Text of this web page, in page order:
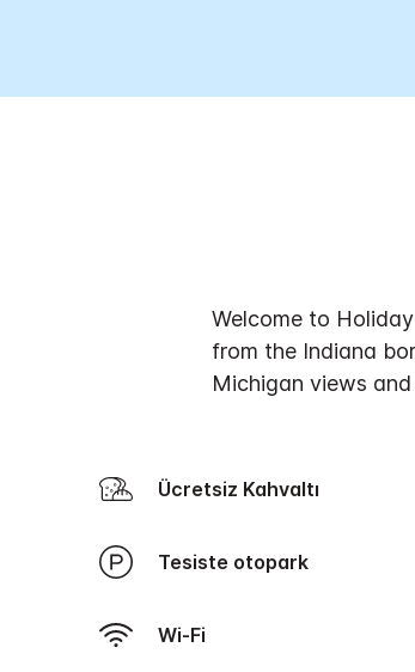
Welcome to
from the Indiana
Michigan views
Ücretsiz Kahvaltı
Tesiste otopark
Wi-Fi